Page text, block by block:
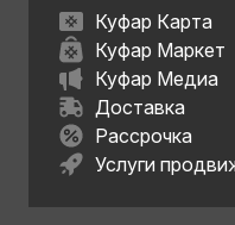
Куфар Карта
Куфар Маркет
Куфар Медиа
Доставка
Рассрочка
Услуги